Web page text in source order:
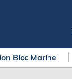
Bloc Marine